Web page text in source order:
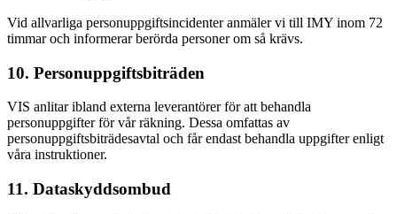
Vid allvarliga personuppgiftsincidenter anmäler vi till IMY inom 72
timmar och informerar berörda personer om så krävs.
10. Personuppgiftsbiträden
VIS anlitar ibland externa leverantörer för att behandla
personuppgifter för vår räkning. Dessa omfattas av
personuppgiftsbiträdesavtal och får endast behandla uppgifter enligt
våra instruktioner.
11. Dataskyddsombud